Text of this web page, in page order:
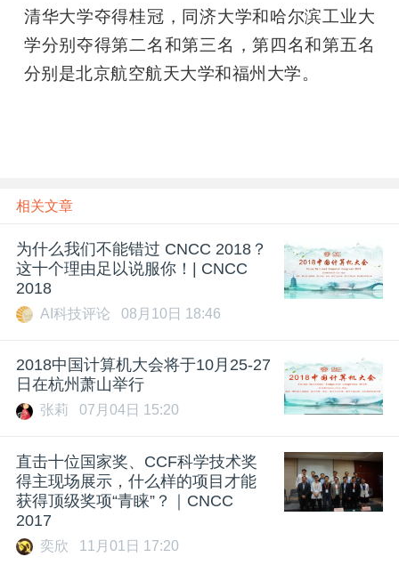
清华大学夺得桂冠，同济大学和哈尔滨工业大
学分别夺得第二名和第三名，第四名和第五名
分别是北京航空航天大学和福州大学。
相关文章
为什么我们不能错过 CNCC 2018？
这十个理由足以说服你！| CNCC
2018
AI科技评论 08月10日 18:46
2018中国计算机大会将于10月25-27
日在杭州萧山举行
张莉 07月04日 15:20
直击十位国家奖、CCF科学技术奖
得主现场展示，什么样的项目才能
获得顶级奖项“青睐”？｜CNCC
2017
奕欣 11月01日 17:20